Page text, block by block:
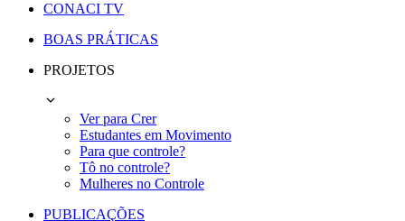
CONACI TV
BOAS PRÁTICAS
PROJETOS
Ver para Crer
Estudantes em Movimento
Para que controle?
Tô no controle?
Mulheres no Controle
PUBLICAÇÕES